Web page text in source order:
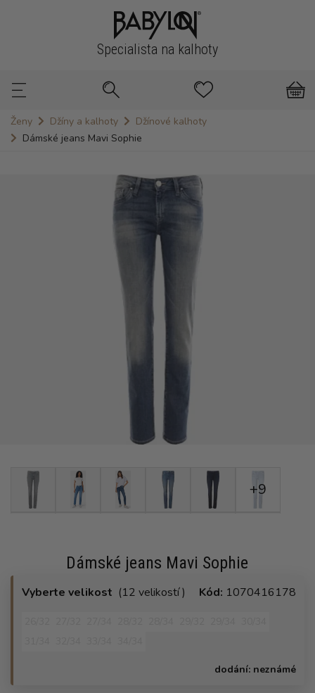
Specialista na kalhoty
Ženy Džíny a kalhoty
Džínové kalhoty
Dámské jeans Mavi Sophie
+9
Dámské jeans Mavi Sophie
Vyberte velikost (12 velikostí ) Kód: 1070416178
dodání: neznámé